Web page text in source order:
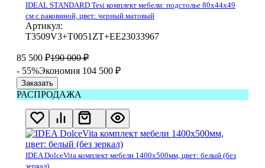
IDEAL STANDARD Tesi комплект мебели: подстолье 80x44x49
см с раковиной, цвет: черный матовый
Артикул:
T3509V3+T0051ZT+EE23033967
85 500 ₽190 000 ₽
- 55%Экономия 104 500 ₽
Заказать
РАСПРОДАЖА
IDEA DolceVita комплект мебели 1400x500мм, цвет: белый (без
зеркал)